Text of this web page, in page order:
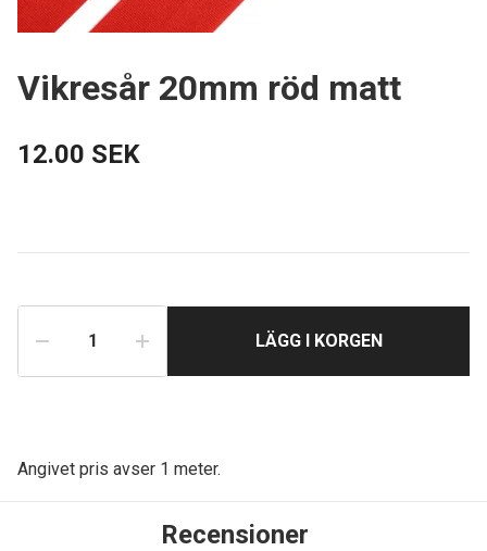
Vikresår 20mm röd matt
12.00 SEK
LÄGG I KORGEN
Angivet pris avser 1 meter.
Recensioner